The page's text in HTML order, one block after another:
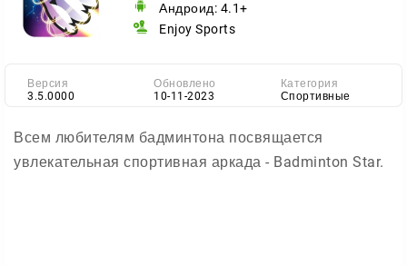
Андроид: 4.1+
Enjoy Sports
Версия
3.5.0000
Обновлено
10-11-2023
Категория
Спортивные
Всем любителям бадминтона посвящается
увлекательная спортивная аркада - Badminton Star.